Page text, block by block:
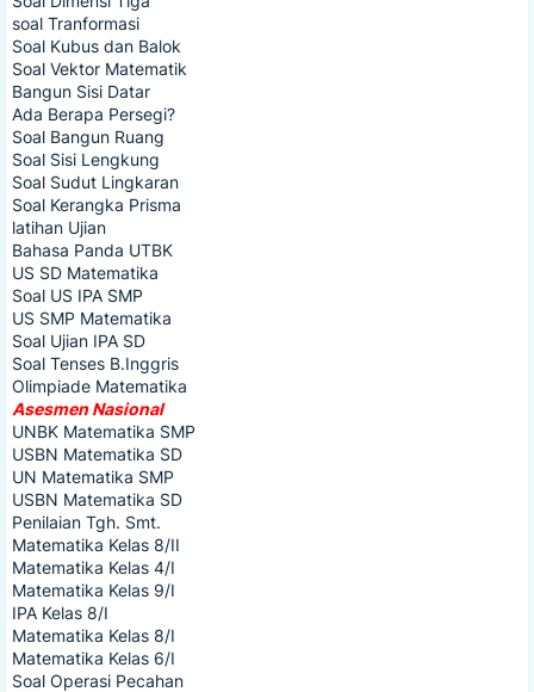
soal Tranformasi
Soal Kubus dan Balok
Soal Vektor Matematik
Bangun Sisi Datar
Ada Berapa Persegi?
Soal Bangun Ruang
Soal Sisi Lengkung
Soal Sudut Lingkaran
Soal Kerangka Prisma
latihan Ujian
Bahasa Panda UTBK
US SD Matematika
Soal US IPA SMP
US SMP Matematika
Soal Ujian IPA SD
Soal Tenses B.Inggris
Olimpiade Matematika
Asesmen Nasional
UNBK Matematika SMP
USBN Matematika SD
UN Matematika SMP
USBN Matematika SD
Penilaian Tgh. Smt.
Matematika Kelas 8/II
Matematika Kelas 4/I
Matematika Kelas 9/I
IPA Kelas 8/I
Matematika Kelas 8/I
Matematika Kelas 6/I
Soal Operasi Pecahan